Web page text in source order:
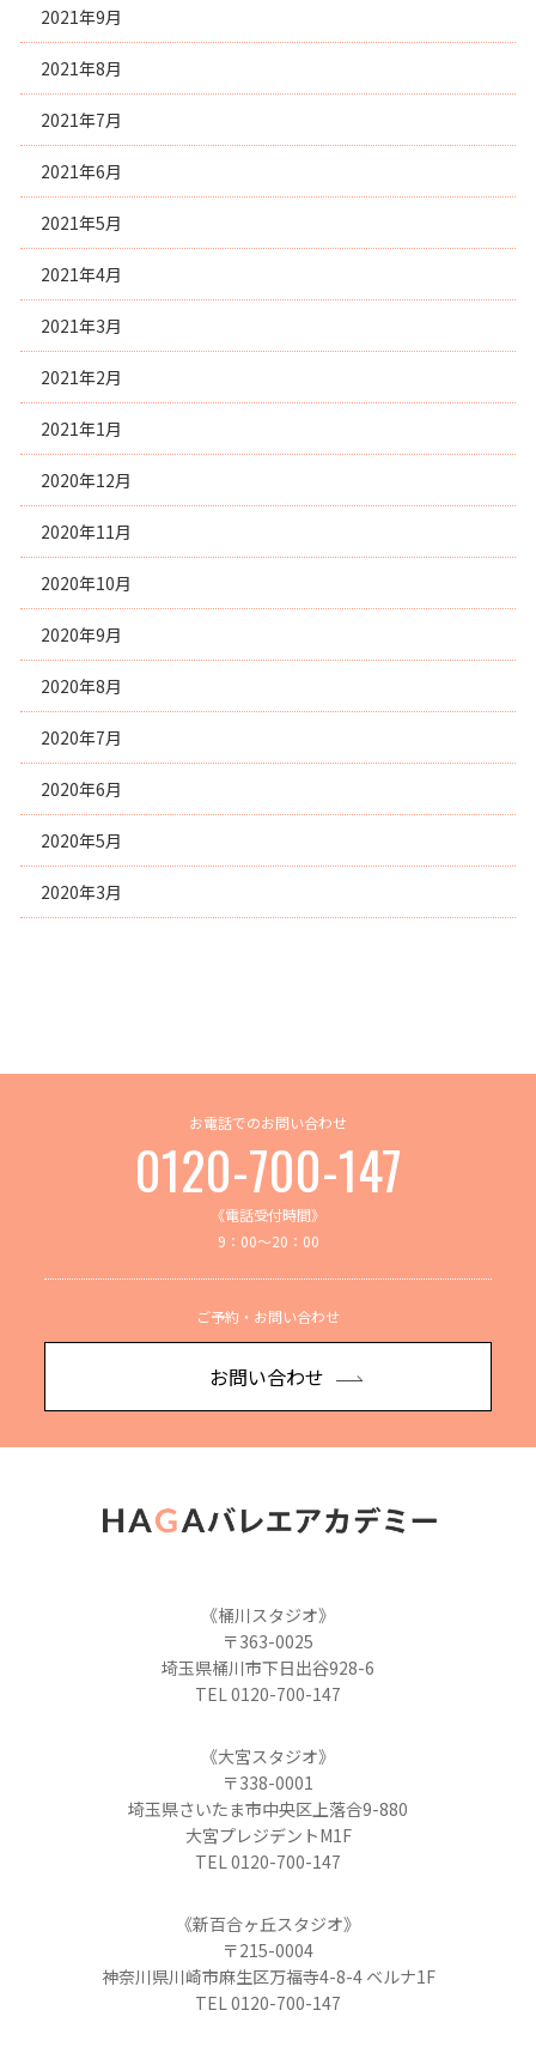
2021年9月
2021年8月
2021年7月
2021年6月
2021年5月
2021年4月
2021年3月
2021年2月
2021年1月
2020年12月
2020年11月
2020年10月
2020年9月
2020年8月
2020年7月
2020年6月
2020年5月
2020年3月
お電話でのお問い合わせ
0120-700-147
《電話受付時間》
9：00～20：00
ご予約・お問い合わせ
お問い合わせ
《桶川スタジオ》
〒363-0025
埼玉県桶川市下日出谷928-6
TEL 0120-700-147
《大宮スタジオ》
〒338-0001
埼玉県さいたま市中央区上落合9-880
大宮プレジデントM1F
TEL 0120-700-147
《新百合ヶ丘スタジオ》
〒215-0004
神奈川県川崎市麻生区万福寺4-8-4 ベルナ1F
TEL 0120-700-147